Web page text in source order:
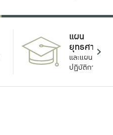
แผน
ยุทธศาสตร์
และแผน
ปฏิบัติการ